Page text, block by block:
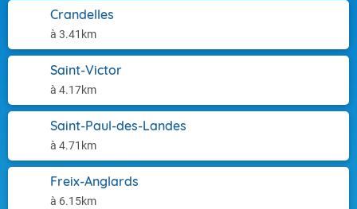
Crandelles
à 3.41km
Saint-Victor
à 4.17km
Saint-Paul-des-Landes
à 4.71km
Freix-Anglards
à 6.15km